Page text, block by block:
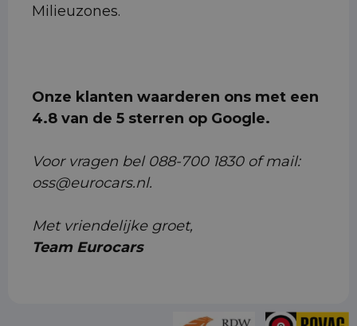
Milieuzones.
Onze klanten waarderen ons met een
4.8 van de 5 sterren op Google.
Voor vragen bel 088-700 1830 of mail:
oss@eurocars.nl.
Met vriendelijke groet,
Team Eurocars